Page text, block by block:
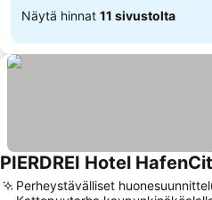
Näytä hinnat 11 sivustolta
PIERDREI Hotel
Perheystävälliset